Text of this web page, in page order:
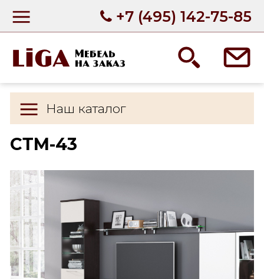
+7 (495) 142-75-85
Наш каталог
СТМ-43